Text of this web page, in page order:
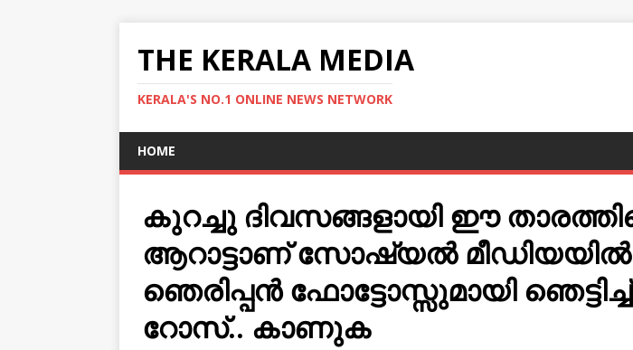
THE KERALA MEDIA
KERALA'S NO.1 ONLINE NEWS NETWORK
HOME
കുറച്ചു ദിവസങ്ങളായി ഈ
ആറാട്ടാണ് സോഷ്യല്‍
ഞെരിപ്പന്‍ ഫോട്ടോസ്സുമായി
റോസ്.. കാണുക